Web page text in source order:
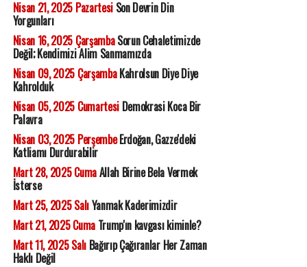
Nisan 21, 2025 PazartesiSon Devrin Din
Yorgunları
Nisan 16, 2025 ÇarşambaSorun Cehaletimizde
Değil; Kendimizi Alim Sanmamızda
Nisan 09, 2025 ÇarşambaKahrolsun Diye Diye
Kahrolduk
Nisan 05, 2025 CumartesiDemokrasi Koca Bir
Palavra
Nisan 03, 2025 PerşembeErdoğan, Gazze'deki
Katliamı Durdurabilir
Mart 28, 2025 CumaAllah Birine Bela Vermek
İsterse
Mart 25, 2025 SalıYanmak Kaderimizdir
Mart 21, 2025 CumaTrump'ın kavgası kiminle?
Mart 11, 2025 SalıBağırıp Çağıranlar Her Zaman
Haklı Değil